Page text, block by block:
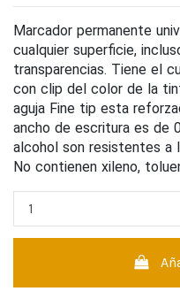
Marcador permanente
cualquier superficie,
transparencias. Tiene el
con clip del color de la
aguja Fine tip esta
ancho de escritura es de
alcohol son resistentes a
No contienen xileno,